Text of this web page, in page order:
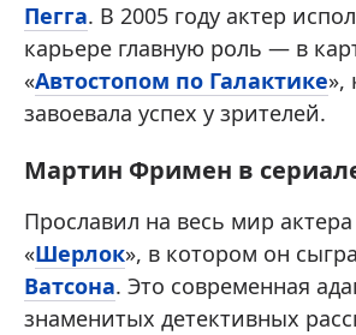
Пегга. В 2005 году актер
карьере главную роль — в
«Автостопом по Галактике»,
завоевала успех у зрителей.
Мартин Фримен в
Прославил на весь мир
«Шерлок», в котором он
Ватсона. Это современная
знаменитых детективных